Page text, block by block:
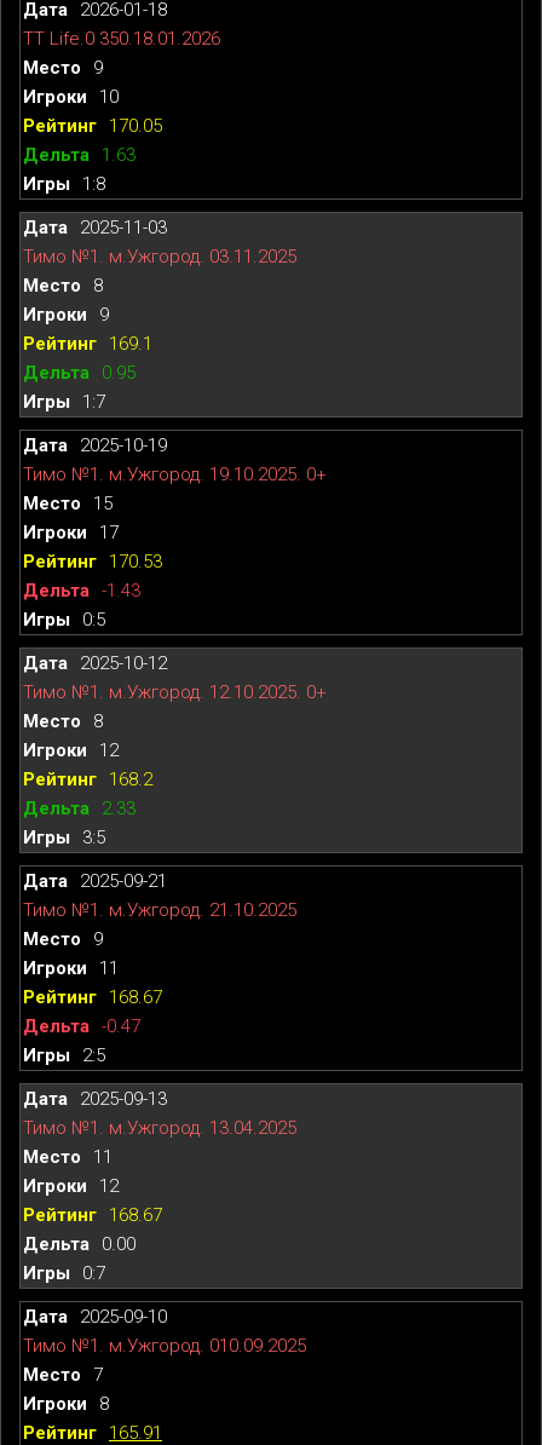
2026-01-18
TT Life.0 350.18.01.2026
9
10
170.05
1.63
1:8
2025-11-03
Тимо №1. м.Ужгород. 03.11.2025
8
9
169.1
0.95
1:7
2025-10-19
Тимо №1. м.Ужгород. 19.10.2025. 0+
15
17
170.53
-1.43
0:5
2025-10-12
Тимо №1. м.Ужгород. 12.10.2025. 0+
8
12
168.2
2.33
3:5
2025-09-21
Тимо №1. м.Ужгород. 21.10.2025
9
11
168.67
-0.47
2:5
2025-09-13
Тимо №1. м.Ужгород. 13.04.2025
11
12
168.67
0.00
0:7
2025-09-10
Тимо №1. м.Ужгород. 010.09.2025
7
8
165.91